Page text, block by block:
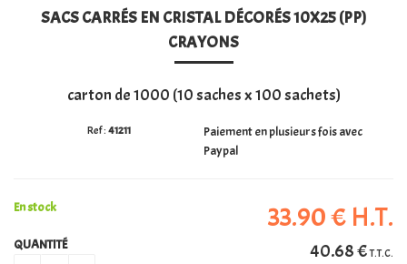
SACS CARRÉS EN CRISTAL DÉCORÉS 10X25 (PP)
CRAYONS
carton de 1000 (10 saches x 100 sachets)
Paiement en plusieurs fois avec
Paypal
41211
33.90€ H.T.
40.68€T.T.C.
En stock
QUANTITÉ